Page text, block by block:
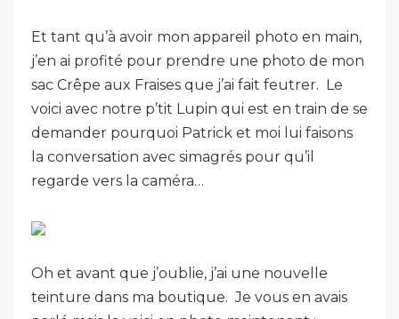
Et tant qu’à avoir mon appareil photo en main,
j’en ai profité pour prendre une photo de mon
sac Crêpe aux Fraises que j’ai fait feutrer. Le
voici avec notre p’tit Lupin qui est en train de se
demander pourquoi Patrick et moi lui faisons
la conversation avec simagrés pour qu’il
regarde vers la caméra…
Oh et avant que j’oublie, j’ai une nouvelle
teinture dans ma boutique. Je vous en avais